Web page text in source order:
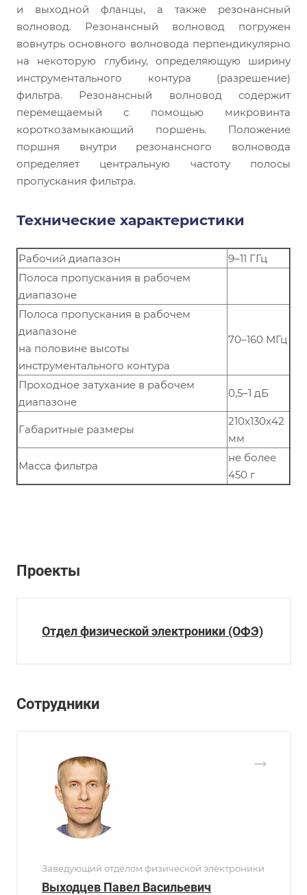
и выходной фланцы, а также резонансный
волновод. Резонансный волновод погружен
вовнутрь основного волновода перпендикулярно
на некоторую глубину, определяющую ширину
инструментального контура (разрешение)
фильтра. Резонансный волновод содержит
перемещаемый с помощью микровинта
короткозамыкающий поршень. Положение
поршня внутри резонансного волновода
определяет центральную частоту полосы
пропускания фильтра.
Технические характеристики
Рабочий диапазон
9–11 ГГц
Полоса пропускания в рабочем
диапазоне
Полоса пропускания в рабочем
диапазоне
на половине высоты
инструментального контура
70–160 МГц
Проходное затухание в рабочем
диапазоне
0,5–1 дБ
Габаритные размеры
210x130x42
мм
Масса фильтра
не более
450 г
Проекты
Отдел физической электроники (ОФЭ)
Сотрудники
Заведующий отделом физической электроники
Выходцев Павел Васильевич